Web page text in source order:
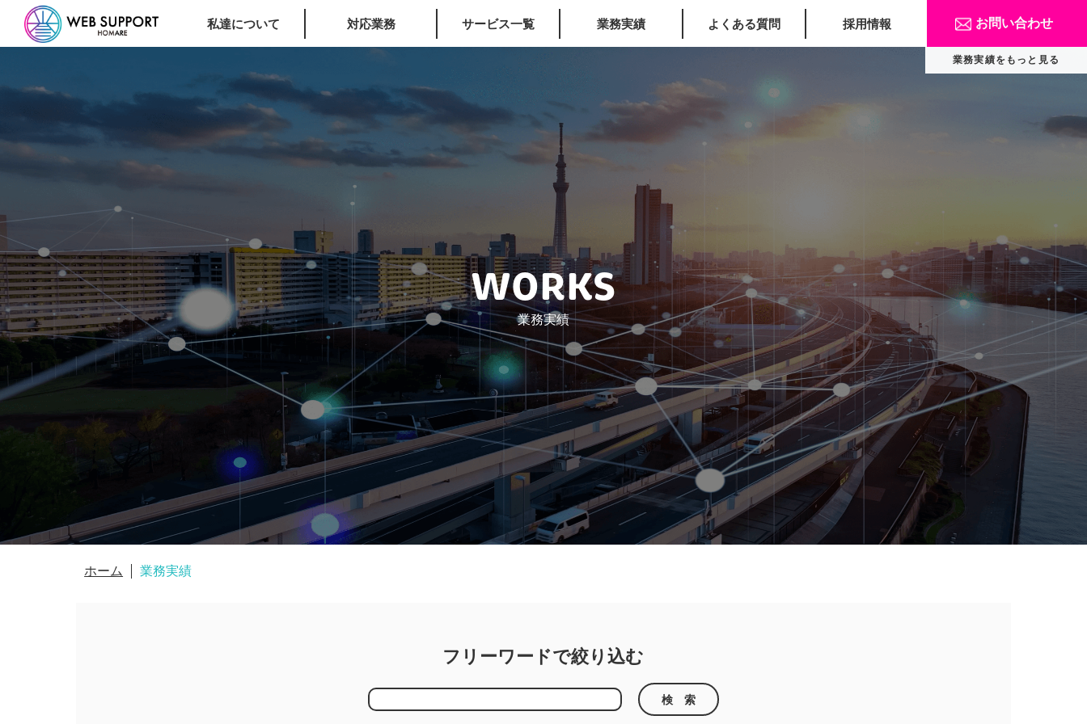
私達について 対応業務 サービス一覧 業務実績 よくある質問 採用情報 お問い合わせ
WORKS
業務実績
ホーム 業務実績
フリーワードで絞り込む